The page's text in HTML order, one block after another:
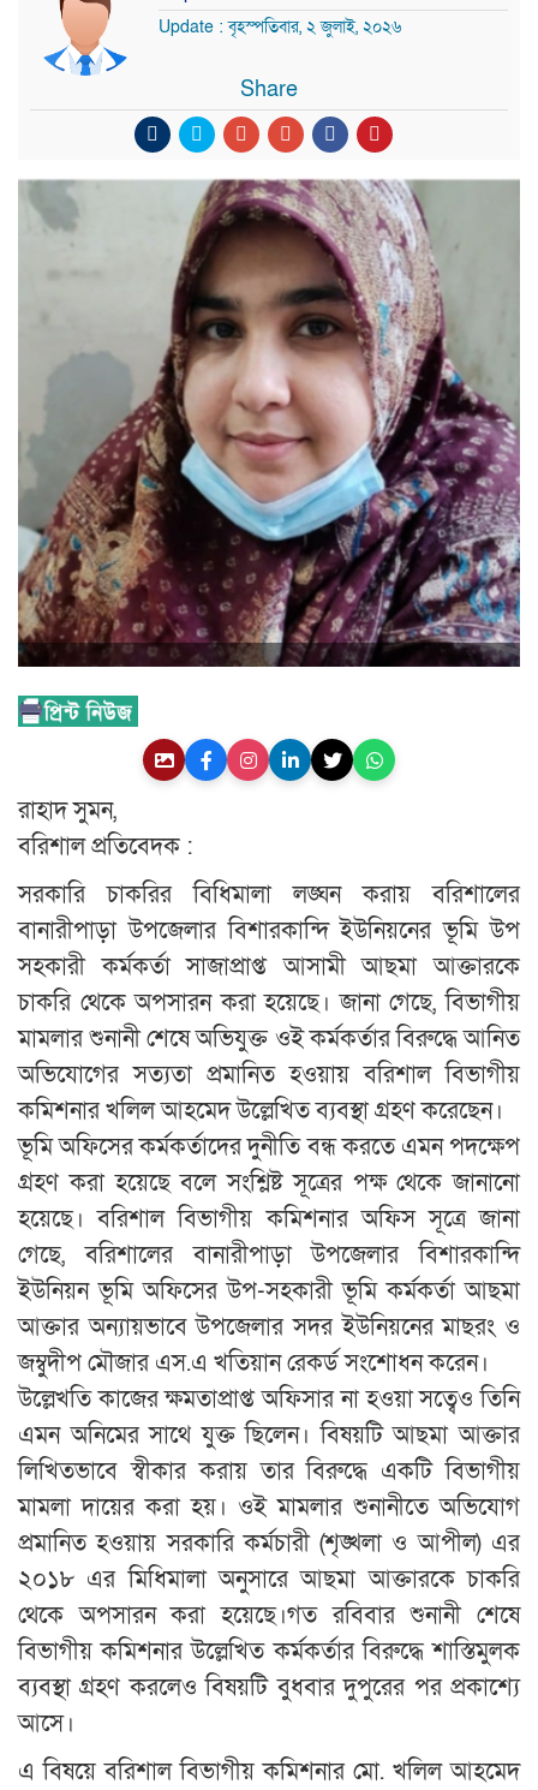
Update : বৃহস্পতিবার, ২ জুলাই, ২০২৬
Share
রাহাদ সুমন,
বরিশাল প্রতিবেদক :
সরকারি চাকরির বিধিমালা লঙ্ঘন করায় বরিশালের
বানারীপাড়া উপজেলার বিশারকান্দি ইউনিয়নের ভূমি উপ
সহকারী কর্মকর্তা সাজাপ্রাপ্ত আসামী আছমা আক্তারকে
চাকরি থেকে অপসারন করা হয়েছে। জানা গেছে, বিভাগীয়
মামলার শুনানী শেষে অভিযুক্ত ওই কর্মকর্তার বিরুদ্ধে আনিত
অভিযোগের সত্যতা প্রমানিত হওয়ায় বরিশাল বিভাগীয়
কমিশনার খলিল আহমেদ উল্লেখিত ব্যবস্থা গ্রহণ করেছেন।
ভূমি অফিসের কর্মকর্তাদের দুনীতি বন্ধ করতে এমন পদক্ষেপ
গ্রহণ করা হয়েছে বলে সংশ্লিষ্ট সূত্রের পক্ষ থেকে জানানো
হয়েছে। বরিশাল বিভাগীয় কমিশনার অফিস সূত্রে জানা
গেছে, বরিশালের বানারীপাড়া উপজেলার বিশারকান্দি
ইউনিয়ন ভূমি অফিসের উপ-সহকারী ভূমি কর্মকর্তা আছমা
আক্তার অন্যায়ভাবে উপজেলার সদর ইউনিয়নের মাছরং ও
জম্বুদীপ মৌজার এস.এ খতিয়ান রেকর্ড সংশোধন করেন।
উল্লেখতি কাজের ক্ষমতাপ্রাপ্ত অফিসার না হওয়া সত্বেও তিনি
এমন অনিমের সাথে যুক্ত ছিলেন। বিষয়টি আছমা আক্তার
লিখিতভাবে স্বীকার করায় তার বিরুদ্ধে একটি বিভাগীয়
মামলা দায়ের করা হয়। ওই মামলার শুনানীতে অভিযোগ
প্রমানিত হওয়ায় সরকারি কর্মচারী (শৃঙ্খলা ও আপীল) এর
২০১৮ এর মিধিমালা অনুসারে আছমা আক্তারকে চাকরি
থেকে অপসারন করা হয়েছে।গত রবিবার শুনানী শেষে
বিভাগীয় কমিশনার উল্লেখিত কর্মকর্তার বিরুদ্ধে শাস্তিমুলক
ব্যবস্থা গ্রহণ করলেও বিষয়টি বুধবার দুপুরের পর প্রকাশ্যে
আসে।
এ বিষয়ে বরিশাল বিভাগীয় কমিশনার মো. খলিল আহমেদ